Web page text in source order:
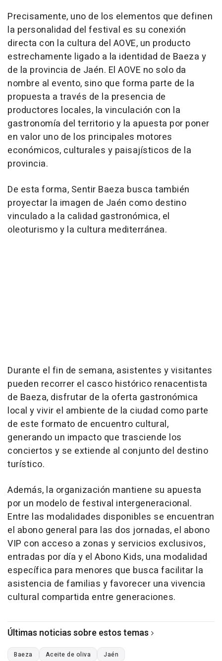
Precisamente, uno de los elementos que definen
la personalidad del festival es su conexión
directa con la cultura del AOVE, un producto
estrechamente ligado a la identidad de Baeza y
de la provincia de Jaén. El AOVE no solo da
nombre al evento, sino que forma parte de la
propuesta a través de la presencia de
productores locales, la vinculación con la
gastronomía del territorio y la apuesta por poner
en valor uno de los principales motores
económicos, culturales y paisajísticos de la
provincia.
De esta forma, Sentir Baeza busca también
proyectar la imagen de Jaén como destino
vinculado a la calidad gastronómica, el
oleoturismo y la cultura mediterránea.
Durante el fin de semana, asistentes y visitantes
pueden recorrer el casco histórico renacentista
de Baeza, disfrutar de la oferta gastronómica
local y vivir el ambiente de la ciudad como parte
de este formato de encuentro cultural,
generando un impacto que trasciende los
conciertos y se extiende al conjunto del destino
turístico.
Además, la organización mantiene su apuesta
por un modelo de festival intergeneracional.
Entre las modalidades disponibles se encuentran
el abono general para las dos jornadas, el abono
VIP con acceso a zonas y servicios exclusivos,
entradas por día y el Abono Kids, una modalidad
específica para menores que busca facilitar la
asistencia de familias y favorecer una vivencia
cultural compartida entre generaciones.
Últimas noticias sobre estos temas
Baeza Aceite de oliva Jaén